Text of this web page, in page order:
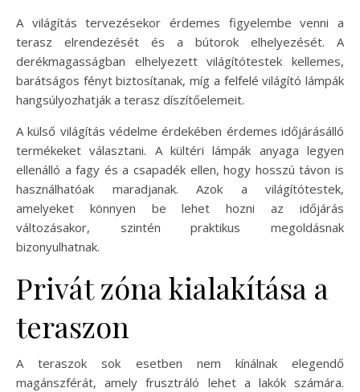
A világítás tervezésekor érdemes figyelembe venni a
terasz elrendezését és a bútorok elhelyezését. A
derékmagasságban elhelyezett világítótestek kellemes,
barátságos fényt biztosítanak, míg a felfelé világító lámpák
hangsúlyozhatják a terasz díszítőelemeit.
A külső világítás védelme érdekében érdemes időjárásálló
termékeket választani. A kültéri lámpák anyaga legyen
ellenálló a fagy és a csapadék ellen, hogy hosszú távon is
használhatóak maradjanak. Azok a világítótestek,
amelyeket könnyen be lehet hozni az időjárás
változásakor, szintén praktikus megoldásnak
bizonyulhatnak.
Privát zóna kialakítása a
teraszon
A teraszok sok esetben nem kínálnak elegendő
magánszférát, amely frusztráló lehet a lakók számára.